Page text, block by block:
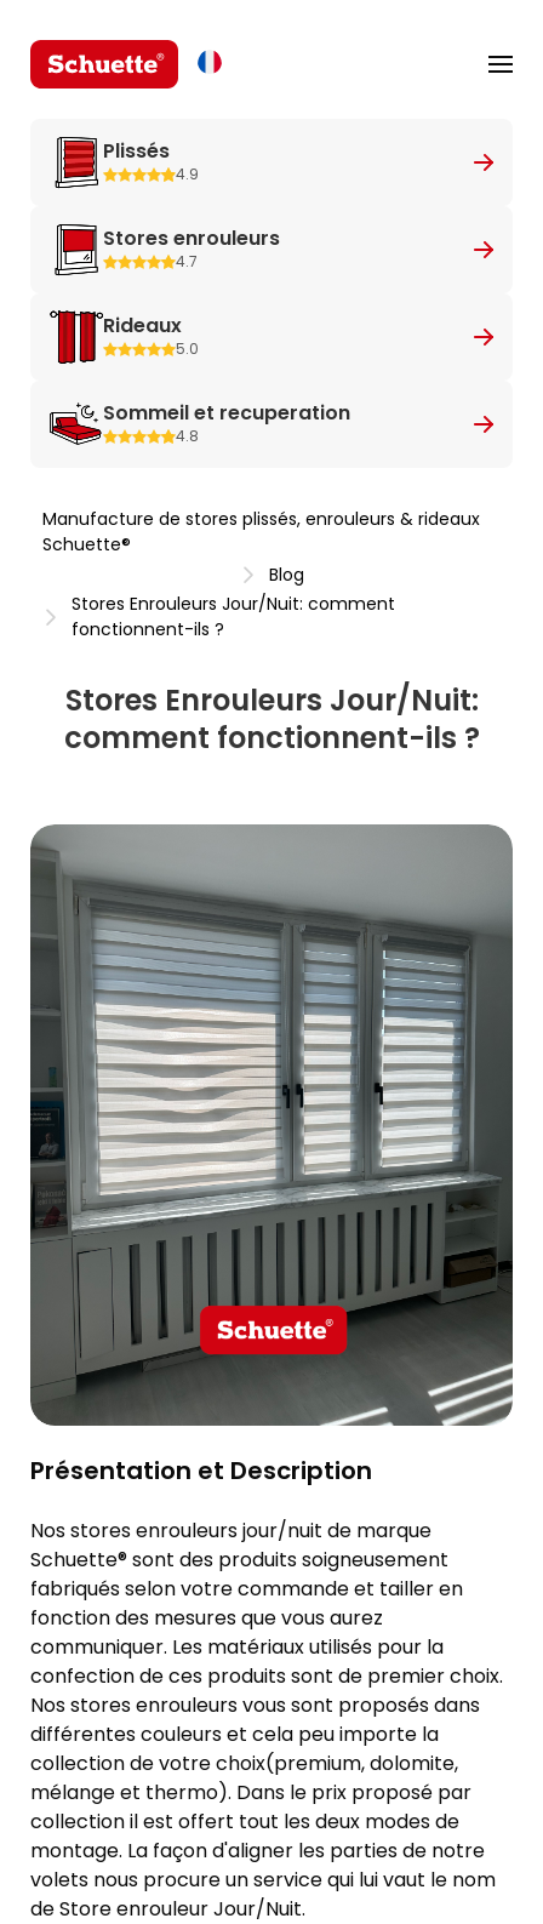
Plissés
4.9
Stores enrouleurs
4.7
Rideaux
5.0
Sommeil et recuperation
4.8
Manufacture de stores plissés, enrouleurs & rideaux
Schuette®
Blog
Stores Enrouleurs Jour/Nuit: comment
fonctionnent-ils ?
Stores Enrouleurs Jour/Nuit:
comment fonctionnent-ils ?
Présentation et Description
Nos stores enrouleurs jour/nuit de marque
Schuette® sont des produits soigneusement
fabriqués selon votre commande et tailler en
fonction des mesures que vous aurez
communiquer. Les matériaux utilisés pour la
confection de ces produits sont de premier choix.
Nos stores enrouleurs vous sont proposés dans
différentes couleurs et cela peu importe la
collection de votre choix(premium, dolomite,
mélange et thermo). Dans le prix proposé par
collection il est offert tout les deux modes de
montage. La façon d'aligner les parties de notre
volets nous procure un service qui lui vaut le nom
de Store enrouleur Jour/Nuit.